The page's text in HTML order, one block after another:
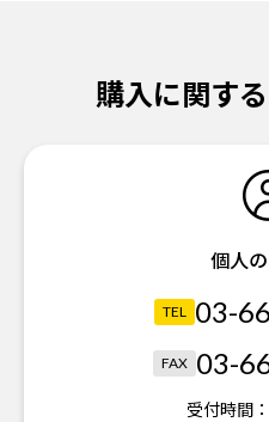
購入に関す
個人
TEL 03-
FAX 03-
受付時間：